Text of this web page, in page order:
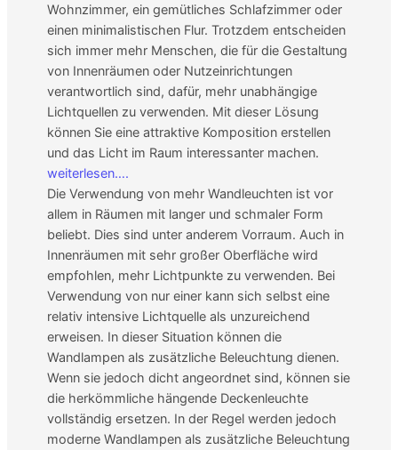
Wohnzimmer, ein gemütliches Schlafzimmer oder
einen minimalistischen Flur. Trotzdem entscheiden
sich immer mehr Menschen, die für die Gestaltung
von Innenräumen oder Nutzeinrichtungen
verantwortlich sind, dafür, mehr unabhängige
Lichtquellen zu verwenden. Mit dieser Lösung
können Sie eine attraktive Komposition erstellen
und das Licht im Raum interessanter machen.
weiterlesen….
Die Verwendung von mehr Wandleuchten ist vor
allem in Räumen mit langer und schmaler Form
beliebt. Dies sind unter anderem Vorraum. Auch in
Innenräumen mit sehr großer Oberfläche wird
empfohlen, mehr Lichtpunkte zu verwenden. Bei
Verwendung von nur einer kann sich selbst eine
relativ intensive Lichtquelle als unzureichend
erweisen. In dieser Situation können die
Wandlampen als zusätzliche Beleuchtung dienen.
Wenn sie jedoch dicht angeordnet sind, können sie
die herkömmliche hängende Deckenleuchte
vollständig ersetzen. In der Regel werden jedoch
moderne Wandlampen als zusätzliche Beleuchtung